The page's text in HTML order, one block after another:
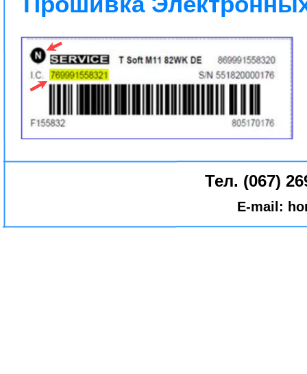
Тел. (067)
E-mail: